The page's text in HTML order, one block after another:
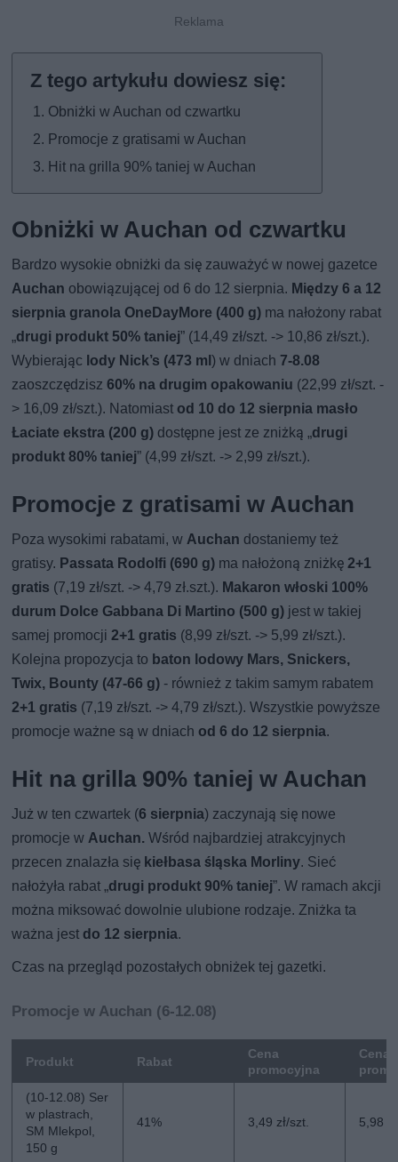
Obniżki w Auchan od czwartku
Promocje z gratisami w Auchan
Hit na grilla 90% taniej w Auchan
Obniżki w Auchan od czwartku
Bardzo wysokie obniżki da się zauważyć w nowej gazetce
Auchan obowiązującej od 6 do 12 sierpnia. Między 6 a 12
sierpnia granola OneDayMore (400 g) ma nałożony rabat
„drugi produkt 50% taniej” (14,49 zł/szt. -> 10,86 zł/szt.).
Wybierając lody Nick’s (473 ml) w dniach 7-8.08
zaoszczędzisz60% na drugim opakowaniu (22,99 zł/szt. -
> 16,09 zł/szt.). Natomiast od 10 do 12 sierpnia masło
Łaciate ekstra (200 g) dostępne jest ze zniżką „drugi
produkt 80% taniej” (4,99 zł/szt. -> 2,99 zł/szt.).
Promocje z gratisami w Auchan
Poza wysokimi rabatami, wAuchan dostaniemy też
gratisy. Passata Rodolfi (690 g) ma nałożoną zniżkę2+1
gratis (7,19 zł/szt. -> 4,79 zł.szt.). Makaron włoski 100%
durum Dolce Gabbana Di Martino (500 g) jest w takiej
samej promocji2+1 gratis (8,99 zł/szt. -> 5,99 zł/szt.).
Kolejna propozycja to baton lodowy Mars, Snickers,
Twix, Bounty (47-66 g) - również z takim samym rabatem
2+1 gratis (7,19 zł/szt. -> 4,79 zł/szt.). Wszystkie powyższe
promocje ważne są w dniach od 6 do 12 sierpnia.
Hit na grilla 90% taniej w Auchan
Już w ten czwartek (6 sierpnia) zaczynają się nowe
promocje wAuchan. Wśród najbardziej atrakcyjnych
przecen znalazła się kiełbasa śląska Morliny. Sieć
nałożyła rabat „drugi produkt 90% taniej”. W ramach akcji
można miksować dowolnie ulubione rodzaje. Zniżka ta
ważna jest do 12 sierpnia.
Czas na przegląd pozostałych obniżek tej gazetki.
Promocje w Auchan (6-12.08)
Produkt Rabat
Cena
promocyjna
Cena
(10-12.08) Ser
w plastrach,
SM Mlekpol,
150 g
41% 3,49 zł/szt. 5,98